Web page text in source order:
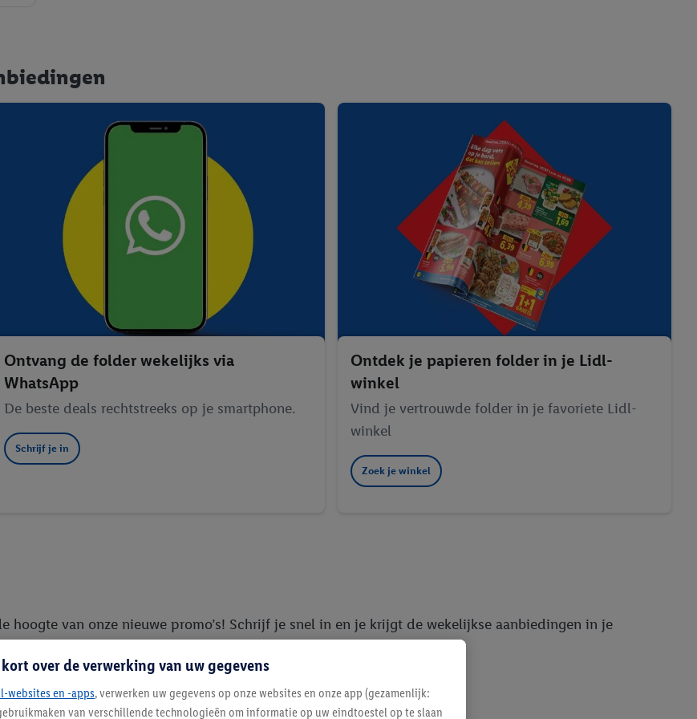
Ontvang de folder wekelijks via
WhatsApp
De beste deals rechtstreeks op je smartphone.
Schrijf je in
Ontdek je papieren folder in je Lidl-
winkel
Vind je vertrouwde folder in je favoriete Lidl-
winkel
Zoek je winkel
hoogte van onze nieuwe promo’s! Schrijf je snel in en je krijgt de wekelijkse aanbiedingen in je
en kan je nog goedkoper boodschappen doen.
over de verwerking van uw gegevens
websites en -apps, verwerken uw gegevens op onze websites en onze app (gezamenlijk:
van verschillende technologieën om informatie op uw eindtoestel op te slaan